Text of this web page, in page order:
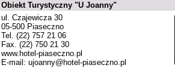
Obiekt Turystyczny "U Joanny"
ul. Czajewicza 30
05-500 Piaseczno
Tel. (22) 757 21 06
Fax. (22) 750 21 30
www.hotel-piaseczno.pl
E-mail: ujoanny@hotel-piaseczno.pl